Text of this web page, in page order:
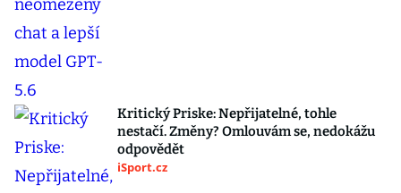
Kritický Priske: Nepřijatelné, tohle
nestačí. Změny? Omlouvám se, nedokážu
odpovědět
iSport.cz